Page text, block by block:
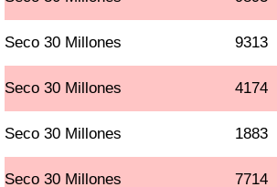
Seco 30 Millones 9313
Seco 30 Millones 4174
Seco 30 Millones 1883
Seco 30 Millones 7714